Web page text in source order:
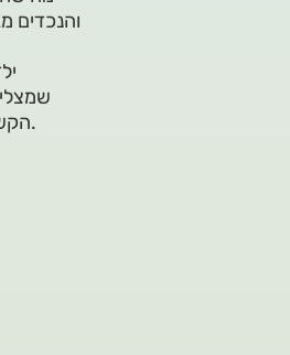
והנכדים
הקשר המשפחתי והחברים החדשים שנמצא בדרך הם אלו שהופכים את המסע לבלתי נשכח.